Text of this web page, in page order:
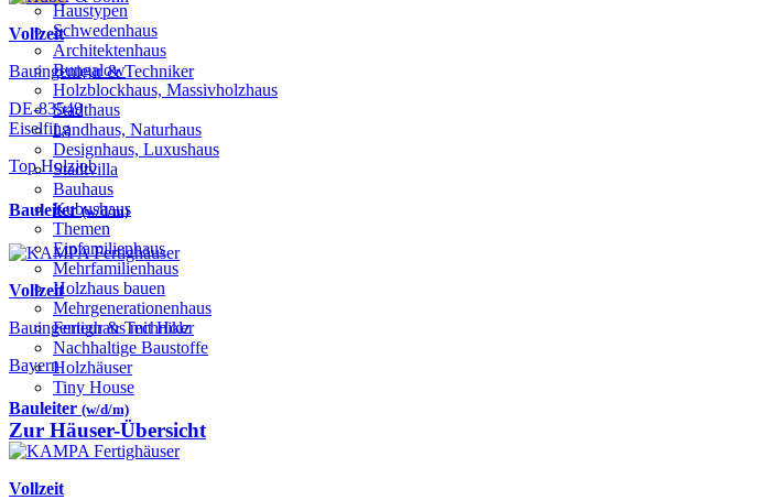
Haustypen
Schwedenhaus
Architektenhaus
Bungalow
Holzblockhaus, Massivholzhaus
Stadthaus
Landhaus, Naturhaus
Designhaus, Luxushaus
Stadtvilla
Bauhaus
Kubushaus
Themen
Einfamilienhaus
Mehrfamilienhaus
Holzhaus bauen
Mehrgenerationenhaus
Fertighaus mit Holz
Nachhaltige Baustoffe
Holzhäuser
Tiny House
Zur Häuser-Übersicht
Vollzeit
Bauingenieur & Techniker
DE-83549
Eiselfing
Top Holzjob
Bauleiter(w/d/m)
Vollzeit
Bauingenieur & Techniker
Bayern
Bauleiter (w/d/m)
Vollzeit